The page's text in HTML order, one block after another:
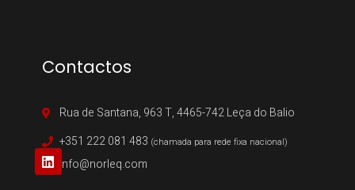
Contactos
Rua de Santana, 963 T, 4465-742 Leça do Balio
+351 222 081 483 (chamada para rede fixa nacional)
info@norleq.com